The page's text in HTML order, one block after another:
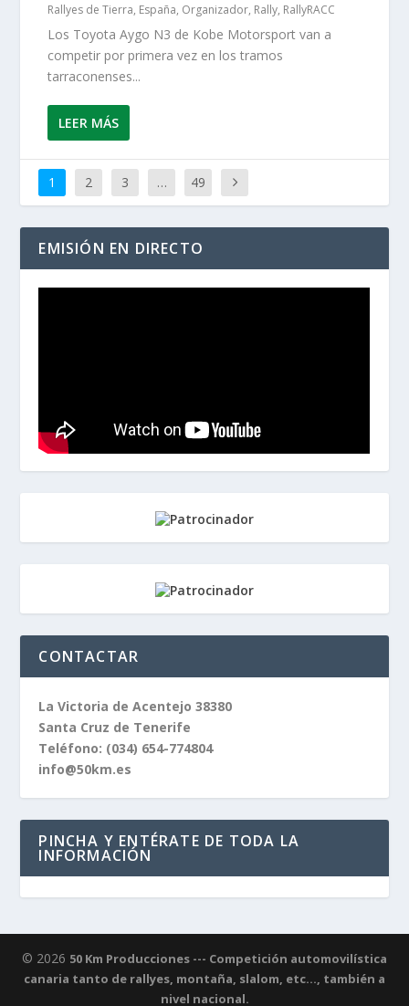
Rallyes de Tierra, España, Organizador, Rally, RallyRACC
Los Toyota Aygo N3 de Kobe Motorsport van a
competir por primera vez en los tramos
tarraconenses...
LEER MÁS
1 2 3 … 49
EMISIÓN EN DIRECTO
CONTACTAR
La Victoria de Acentejo 38380
Santa Cruz de Tenerife
Teléfono: (034) 654-774804
info@50km.es
PINCHA Y ENTÉRATE DE TODA LA
INFORMACIÓN
© 2026 50 Km Producciones --- Competición automovilística
canaria tanto de rallyes, montaña, slalom, etc..., también a
nivel nacional.